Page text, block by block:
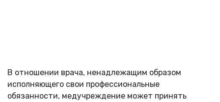
В отношении врача, ненадлежащим образом
исполняющего свои профессиональные
обязанности, медучреждение может принять